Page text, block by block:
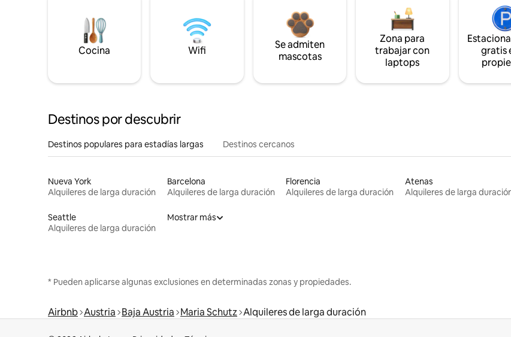
Cocina Wifi
Se admiten
mascotas
Zona para
trabajar con
laptops
gratis
Destinos por descubrir
Destinos populares para estadías largas Destinos cercanos
Nueva York
Alquileres de larga duración
Barcelona
Alquileres de larga duración
Florencia
Alquileres de larga duración
Atenas
Alquileres de larga
Seattle
Alquileres de larga duración
Mostrar más
* Pueden aplicarse algunas exclusiones en determinadas zonas y propiedades.
Airbnb Austria Baja Austria Maria Schutz Alquileres de larga duración